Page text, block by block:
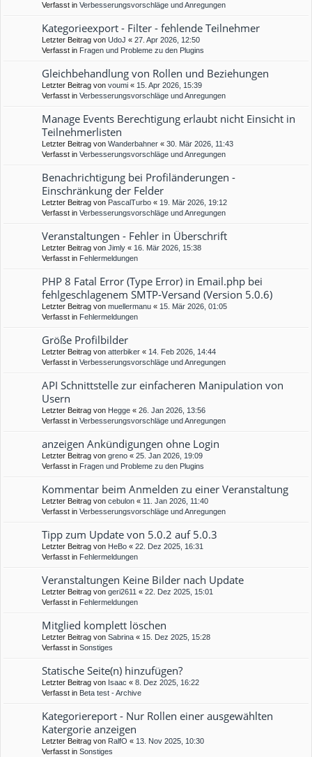
Verfasst in Verbesserungsvorschläge und Anregungen
Kategorieexport - Filter - fehlende Teilnehmer
Letzter Beitrag von UdoJ « 27. Apr 2026, 12:50
Verfasst in Fragen und Probleme zu den Plugins
Gleichbehandlung von Rollen und Beziehungen
Letzter Beitrag von voumi « 15. Apr 2026, 15:39
Verfasst in Verbesserungsvorschläge und Anregungen
Manage Events Berechtigung erlaubt nicht Einsicht in
Teilnehmerlisten
Letzter Beitrag von Wanderbahner « 30. Mär 2026, 11:43
Verfasst in Verbesserungsvorschläge und Anregungen
Benachrichtigung bei Profiländerungen -
Einschränkung der Felder
Letzter Beitrag von PascalTurbo « 19. Mär 2026, 19:12
Verfasst in Verbesserungsvorschläge und Anregungen
Veranstaltungen - Fehler in Überschrift
Letzter Beitrag von Jimly « 16. Mär 2026, 15:38
Verfasst in Fehlermeldungen
PHP 8 Fatal Error (Type Error) in Email.php bei
fehlgeschlagenem SMTP-Versand (Version 5.0.6)
Letzter Beitrag von muellermanu « 15. Mär 2026, 01:05
Verfasst in Fehlermeldungen
Größe Profilbilder
Letzter Beitrag von atterbiker « 14. Feb 2026, 14:44
Verfasst in Verbesserungsvorschläge und Anregungen
API Schnittstelle zur einfacheren Manipulation von
Usern
Letzter Beitrag von Hegge « 26. Jan 2026, 13:56
Verfasst in Verbesserungsvorschläge und Anregungen
anzeigen Ankündigungen ohne Login
Letzter Beitrag von greno « 25. Jan 2026, 19:09
Verfasst in Fragen und Probleme zu den Plugins
Kommentar beim Anmelden zu einer Veranstaltung
Letzter Beitrag von cebulon « 11. Jan 2026, 11:40
Verfasst in Verbesserungsvorschläge und Anregungen
Tipp zum Update von 5.0.2 auf 5.0.3
Letzter Beitrag von HeBo « 22. Dez 2025, 16:31
Verfasst in Fehlermeldungen
Veranstaltungen Keine Bilder nach Update
Letzter Beitrag von geri2611 « 22. Dez 2025, 15:01
Verfasst in Fehlermeldungen
Mitglied komplett löschen
Letzter Beitrag von Sabrina « 15. Dez 2025, 15:28
Verfasst in Sonstiges
Statische Seite(n) hinzufügen?
Letzter Beitrag von Isaac « 8. Dez 2025, 16:22
Verfasst in Beta test - Archive
Kategoriereport - Nur Rollen einer ausgewählten
Katergorie anzeigen
Letzter Beitrag von RalfO « 13. Nov 2025, 10:30
Verfasst in Sonstiges